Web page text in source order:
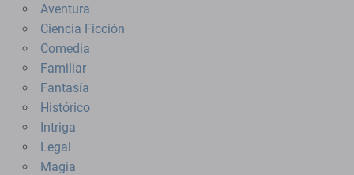
Aventura
Ciencia Ficción
Comedia
Familiar
Fantasía
Histórico
Intriga
Legal
Magia